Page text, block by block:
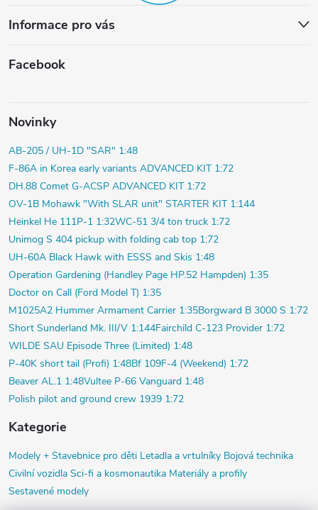
Informace pro vás
Facebook
Novinky
AB-205 / UH-1D "SAR" 1:48
F-86A in Korea early variants ADVANCED KIT 1:72
DH.88 Comet G-ACSP ADVANCED KIT 1:72
OV-1B Mohawk "With SLAR unit" STARTER KIT 1:144
Heinkel He 111P-1 1:32WC-51 3/4 ton truck 1:72
Unimog S 404 pickup with folding cab top 1:72
UH-60A Black Hawk with ESSS and Skis 1:48
Operation Gardening (Handley Page HP.52 Hampden) 1:35
Doctor on Call (Ford Model T) 1:35
M1025A2 Hummer Armament Carrier 1:35Borgward B 3000 S 1:72
Short Sunderland Mk. III/V 1:144Fairchild C-123 Provider 1:72
WILDE SAU Episode Three (Limited) 1:48
P-40K short tail (Profi) 1:48Bf 109F-4 (Weekend) 1:72
Beaver AL.1 1:48Vultee P-66 Vanguard 1:48
Polish pilot and ground crew 1939 1:72
Kategorie
Modely + Stavebnice pro děti Letadla a vrtulníky Bojová technika
Civilní vozidla Sci-fi a kosmonautika Materiály a profily
Sestavené modely